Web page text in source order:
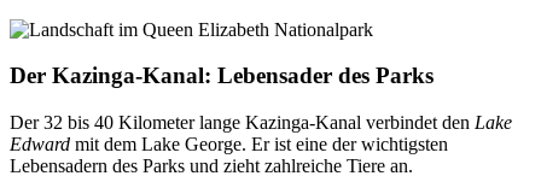
Der Kazinga-Kanal: Lebensader des Parks
Der 32 bis 40 Kilometer lange Kazinga-Kanal verbindet den Lake
Edward mit dem Lake George. Er ist eine der wichtigsten
Lebensadern des Parks und zieht zahlreiche Tiere an.